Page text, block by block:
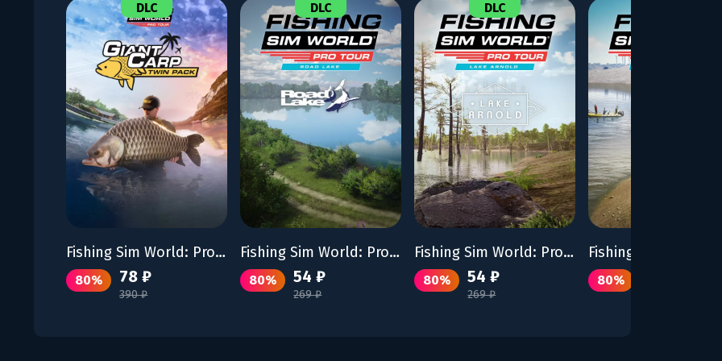
DLC
Fishing Sim World: Pro Tour – Giant Carp Pack
80% 78 ₽
390 ₽
DLC
Fishing Sim World: Pro Tour - Gigantica Road Lake
80% 54 ₽
269 ₽
DLC
Fishing Sim World: Pro Tour – Lake Arnold
80% 54 ₽
269 ₽
80%